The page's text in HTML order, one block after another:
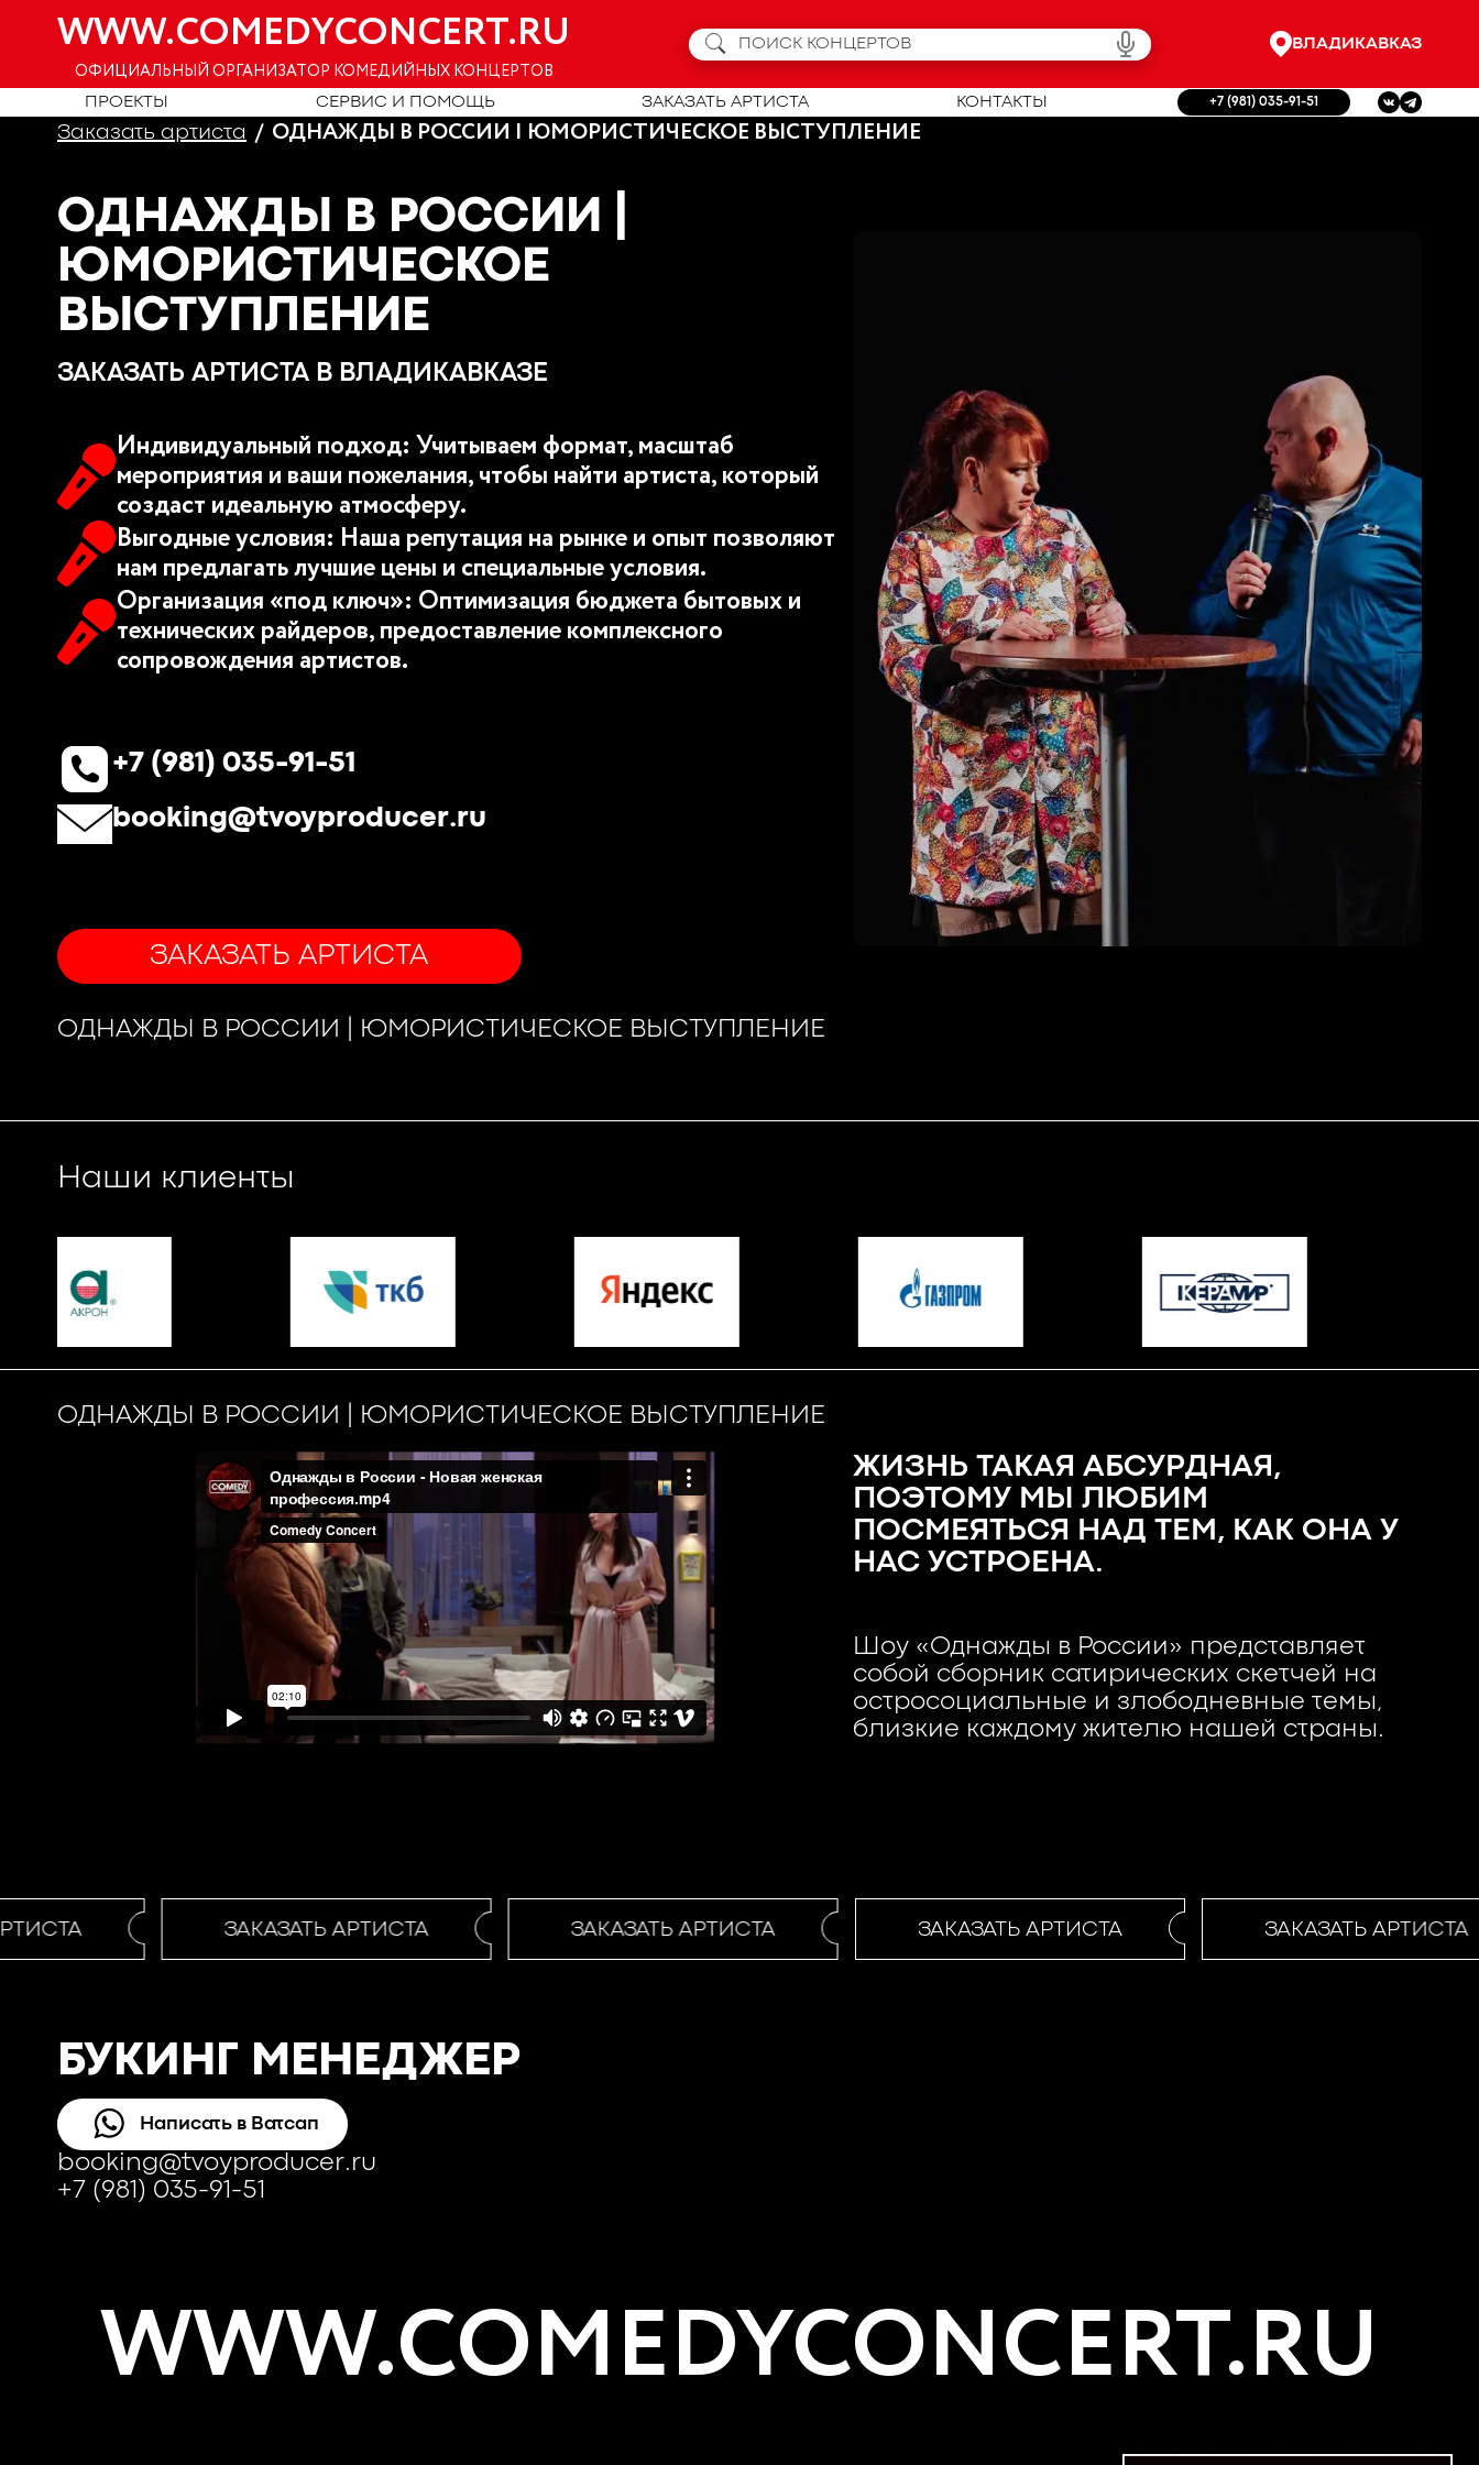
WWW.COMEDYCONCERT.RU
ОФИЦИАЛЬНЫЙ ОРГАНИЗАТОР КОМЕДИЙНЫХ КОНЦЕРТОВ
ВЛАДИКАВКАЗ
ПРОЕКТЫ СЕРВИС И ПОМОЩЬ ЗАКАЗАТЬ АРТИСТА КОНТАКТЫ +7 (981) 035-91-51
Заказать артиста ОДНАЖДЫ В РОССИИ | ЮМОРИСТИЧЕСКОЕ ВЫСТУПЛЕНИЕ
ОДНАЖДЫ В РОССИИ |
ЮМОРИСТИЧЕСКОЕ
ВЫСТУПЛЕНИЕ
ЗАКАЗАТЬ АРТИСТА В ВЛАДИКАВКАЗЕ
Индивидуальный подход: Учитываем формат, масштаб
мероприятия и ваши пожелания, чтобы найти артиста, который
создаст идеальную атмосферу.
Выгодные условия: Наша репутация на рынке и опыт позволяют
нам предлагать лучшие цены и специальные условия.
Организация «под ключ»: Оптимизация бюджета бытовых и
технических райдеров, предоставление комплексного
сопровождения артистов.
+7 (981) 035-91-51
booking@tvoyproducer.ru
ЗАКАЗАТЬ АРТИСТА
ОДНАЖДЫ В РОССИИ | ЮМОРИСТИЧЕСКОЕ ВЫСТУПЛЕНИЕ
Наши клиенты
ОДНАЖДЫ В РОССИИ | ЮМОРИСТИЧЕСКОЕ ВЫСТУПЛЕНИЕ
ЖИЗНЬ ТАКАЯ АБСУРДНАЯ,
ПОЭТОМУ МЫ ЛЮБИМ
ПОСМЕЯТЬСЯ НАД ТЕМ, КАК ОНА У
НАС УСТРОЕНА.
Шоу «Однажды в России» представляет
собой сборник сатирических скетчей на
остросоциальные и злободневные темы,
близкие каждому жителю нашей страны.
ЗАКАЗАТЬ АРТИСТА ЗАКАЗАТЬ АРТИСТА ЗАКАЗАТЬ АРТИСТА ЗАКАЗАТЬ АРТИСТА
БУКИНГ МЕНЕДЖЕР
Написать в Ватсап
booking@tvoyproducer.ru
+7 (981) 035-91-51
WWW.COMEDYCONCERT.RU